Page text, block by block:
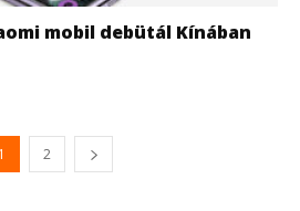
mobil debütál Kínában
1 2